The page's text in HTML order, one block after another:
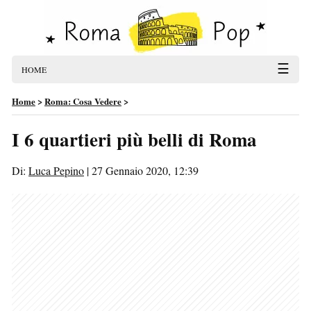
HOME ☰
Home>Roma: Cosa Vedere>
I 6 quartieri più belli di Roma
Di: Luca Pepino |27 Gennaio 2020, 12:39